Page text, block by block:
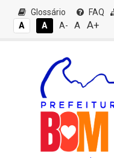
Glossário FAQ
A
A A- A A+